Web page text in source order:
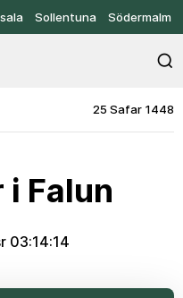
Sollentuna Södermalm
25 Safar 1448
i Falun
03:14:14